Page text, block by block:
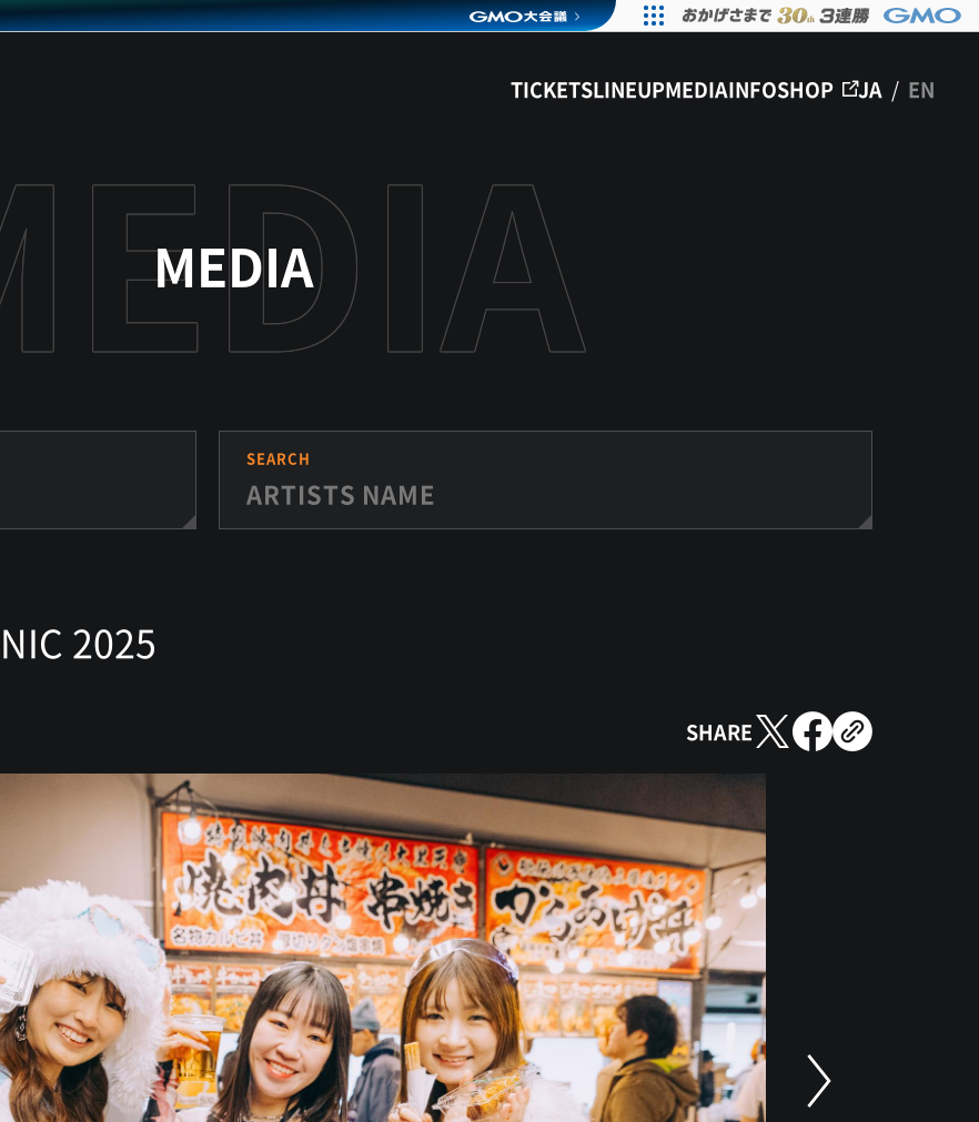
TICKETSLINEUPMEDIAINFOSHOP JA / EN
MEDIA
SEARCH
2025
SHARE